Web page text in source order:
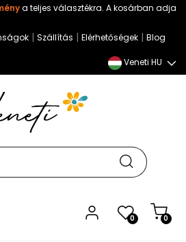
a teljes választékra. A kosárban adja
| Szállítás | Elérhetőségek | Blog
Veneti HU
0 0